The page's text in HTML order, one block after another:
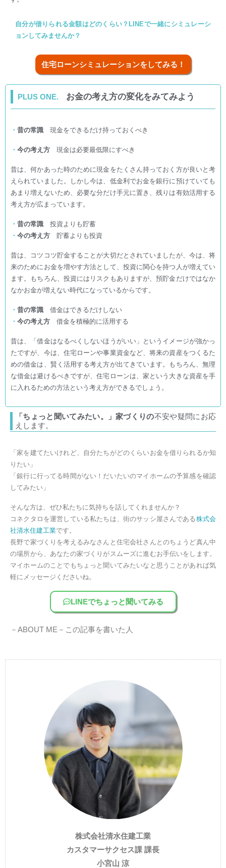
自分が借りられる金額はどのくらい？LINEで一緒にシミュレーシ
ョンしてみませんか？
住宅ローンシミュレーションをしてみる！
PLUS ONE. お金の考え方の変化をみてみよう
・ 昔の常識 現金をできるだけ持っておくべき
・ 今の考え方 現金は必要最低限にすべき
昔は、何かあった時のために現金をたくさん持っておく方が良いと考
えられていました。しかし今は、低金利でお金を銀行に預けていても
あまり増えないため、必要な分だけ手元に置き、残りは有効活用する
考え方が広まっています。
・ 昔の常識 投資よりも貯蓄
・ 今の考え方 貯蓄よりも投資
昔は、コツコツ貯金することが大切だとされていましたが、今は、将
来のためにお金を増やす方法として、投資に関心を持つ人が増えてい
ます。もちろん、投資にはリスクもありますが、預貯金だけではなか
なかお金が増えない時代になっているからです。
・ 昔の常識
借金はできるだけしない
・ 今の考え方 借金を積極的に活用する
昔は、「借金はなるべくしないほうがいい」というイメージが強かっ
たですが、今は、住宅ローンや事業資金など、将来の資産をつくるた
めの借金は、賢く活用する考え方が出てきています。もちろん、無理
な借金は避けるべきですが、住宅ローンは、家という大きな資産を手
に入れるための方法という考え方ができるでしょう。
「ちょっと聞いてみたい。」家づくりの不安や疑問にお応
えします。
「家を建てたいけれど、自分たちがどのくらいお金を借りられるか知
りたい」
「銀行に行ってる時間がない！だいたいのマイホームの予算感を確認
してみたい」
そんな方は、ぜひ私たちに気持ちを話してくれませんか？
コネクタロを運営している私たちは、街のサッシ屋さんである株式会
社清水住建工業です。
長野で家づくりを考えるみなさんと住宅会社さんとのちょうど真ん中
の場所から、あなたの家づくりがスムーズに進むお手伝いをします。
マイホームのことでもちょっと聞いてみたいなと思うことがあれば気
軽にメッセージくださいね。
LINEでちょっと聞いてみる
－ABOUT ME－ この記事を書いた人
株式会社清水住建工業
カスタマーサクセス課 課長
小宮山 涼